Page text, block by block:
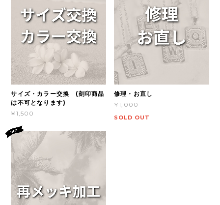
サイズ・カラー交換 (刻印商品
は不可となります)
¥1,500
修理・お直し
¥1,000
SOLD OUT